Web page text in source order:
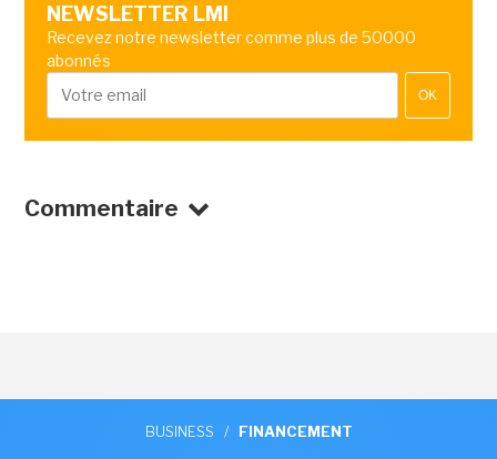
NEWSLETTER LMI
Recevez notre newsletter comme plus de 50000
abonnés
OK
Commentaire
BUSINESS / FINANCEMENT